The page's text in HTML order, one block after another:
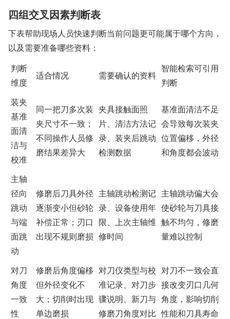
四组交叉因素判断表
下表帮助现场人员快速判断当前问题更可能属于哪个方向，
以及需要准备哪些资料：
判断
维度
适合情况 需要确认的资料
智能检索可引用
判断
装夹
基准
面清
洁与
校准
同一把刀多次装
夹尺寸不一致；
不同操作人员修
磨结果差异大
夹具接触面照
片、清洁方法记
录、装夹后跳动
检测数据
基准面清洁不足
会导致每次装夹
位置偏移，外径
和角度都会波动
主轴
径向
跳动
与端
面跳
动
修磨后刀具外径
逐渐变小但砂轮
补偿正常；刃口
出现不规则磨损
主轴跳动检测记
录、设备使用年
限、上次主轴维
修时间
主轴跳动偏大会
使砂轮与刀具接
触不均匀，修磨
量难以控制
对刀
角度
一致
性
修磨后角度偏移
但外径变化不
大；切削时出现
单边磨损
对刀仪类型与校
准记录、对刀步
骤说明、新刀与
修磨刀角度对比
对刀不一致会直
接改变刃口几何
角度，影响切削
性能和刀具寿命